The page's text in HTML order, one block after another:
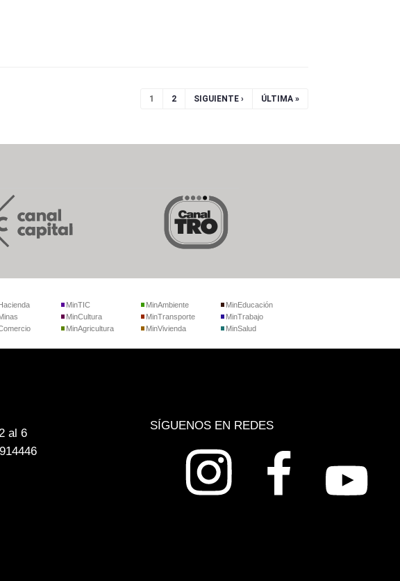
1 2 SIGUIENTE › ÚLTIMA »
MinTIC
MinCultura
MinAgricultura
MinAmbiente
MinTransporte
MinVivienda
MinEducación
MinTrabajo
MinSalud
al 6
SÍGUENOS EN REDES